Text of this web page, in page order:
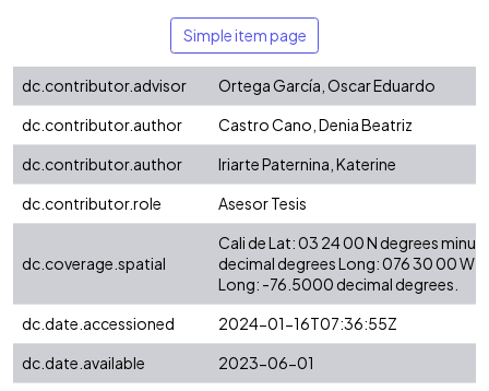
Simple item page
dc.contributor.advisor
Ortega García, Oscar Eduardo
dc.contributor.author
Castro Cano, Denia Beatriz
dc.contributor.author
Iriarte Paternina, Katerine
dc.contributor.role
Asesor Tesis
dc.coverage.spatial
Cali de Lat: 03 24 00 N degrees
decimal degrees Long: 076 30 00 W
Long: -76.5000 decimal degrees.
dc.date.accessioned
2024-01-16T07:36:55Z
dc.date.available
2023-06-01